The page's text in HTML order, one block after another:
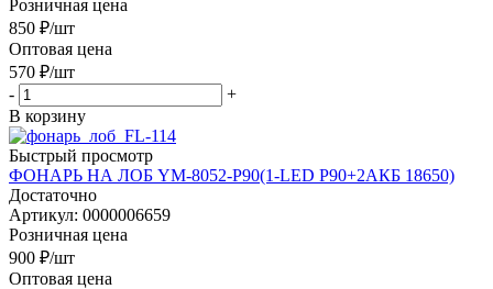
Розничная цена
850 ₽/шт
Оптовая цена
570 ₽/шт
-
+
В корзину
Быстрый просмотр
ФОНАРЬ НА ЛОБ YM-8052-P90(1-LED P90+2АКБ 18650)
Достаточно
Артикул: 0000006659
Розничная цена
900 ₽/шт
Оптовая цена